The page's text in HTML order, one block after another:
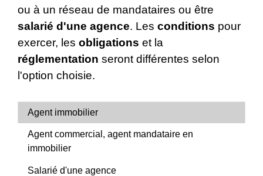
ou à un réseau de mandataires ou être
salarié d'une agence. Les conditions pour
exercer, les obligations et la
réglementation seront différentes selon
l'option choisie.
Agent immobilier
Agent commercial, agent mandataire en
immobilier
Salarié d'une agence